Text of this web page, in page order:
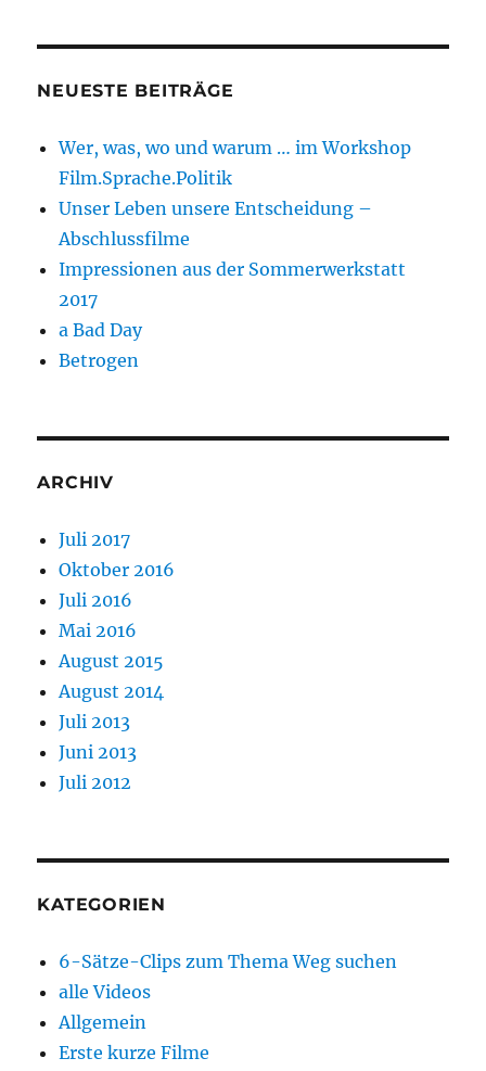
NEUESTE BEITRÄGE
Wer, was, wo und warum … im Workshop
Film.Sprache.Politik
Unser Leben unsere Entscheidung –
Abschlussfilme
Impressionen aus der Sommerwerkstatt
2017
a Bad Day
Betrogen
ARCHIV
Juli 2017
Oktober 2016
Juli 2016
Mai 2016
August 2015
August 2014
Juli 2013
Juni 2013
Juli 2012
KATEGORIEN
6-Sätze-Clips zum Thema Weg suchen
alle Videos
Allgemein
Erste kurze Filme